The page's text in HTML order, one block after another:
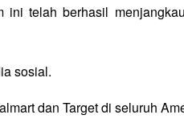
ini telah berhasil
sosial.
dan Target di seluruh